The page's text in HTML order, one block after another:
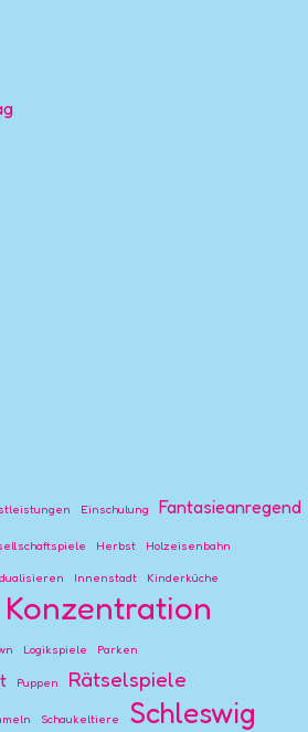
Einschulung Fantasieanregend
Herbst Holzeisenbahn
Innenstadt Kinderküche
Konzentration
Logikspiele Parken
Puppen Rätselspiele
Schaukeltiere Schleswig